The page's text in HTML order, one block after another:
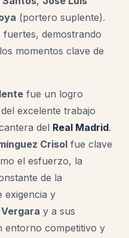
(portero suplente).
demostrando
momentos clave de
fue un logro
excelente trabajo
del Real Madrid.
Crisol fue clave
el esfuerzo, la
de la
exigencia y
Vergara y a sus
entorno competitivo y